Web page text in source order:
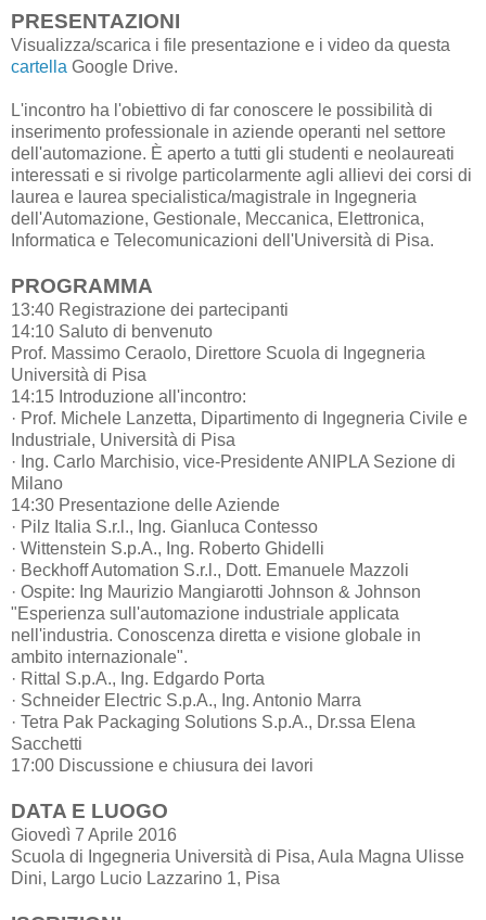
PRESENTAZIONI
Visualizza/scarica i file presentazione e i video da questa
cartella Google Drive.
L'incontro ha l'obiettivo di far conoscere le possibilità di
inserimento professionale in aziende operanti nel settore
dell'automazione. È aperto a tutti gli studenti e neolaureati
interessati e si rivolge particolarmente agli allievi dei corsi di
laurea e laurea specialistica/magistrale in Ingegneria
dell'Automazione, Gestionale, Meccanica, Elettronica,
Informatica e Telecomunicazioni dell'Università di Pisa.
PROGRAMMA
13:40 Registrazione dei partecipanti
14:10 Saluto di benvenuto
Prof. Massimo Ceraolo, Direttore Scuola di Ingegneria
Università di Pisa
14:15 Introduzione all'incontro:
· Prof. Michele Lanzetta, Dipartimento di Ingegneria Civile e
Industriale, Università di Pisa
· Ing. Carlo Marchisio, vice-Presidente ANIPLA Sezione di
Milano
14:30 Presentazione delle Aziende
· Pilz Italia S.r.l., Ing. Gianluca Contesso
· Wittenstein S.p.A., Ing. Roberto Ghidelli
· Beckhoff Automation S.r.l., Dott. Emanuele Mazzoli
· Ospite: Ing Maurizio Mangiarotti Johnson & Johnson
"Esperienza sull'automazione industriale applicata
nell'industria. Conoscenza diretta e visione globale in
ambito internazionale".
· Rittal S.p.A., Ing. Edgardo Porta
· Schneider Electric S.p.A., Ing. Antonio Marra
· Tetra Pak Packaging Solutions S.p.A., Dr.ssa Elena
Sacchetti
17:00 Discussione e chiusura dei lavori
DATA E LUOGO
Giovedì 7 Aprile 2016
Scuola di Ingegneria Università di Pisa, Aula Magna Ulisse
Dini, Largo Lucio Lazzarino 1, Pisa